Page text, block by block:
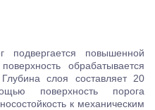
подвергается повышенной
обрабатывается
слоя составляет 20
поверхность порога
к механическим